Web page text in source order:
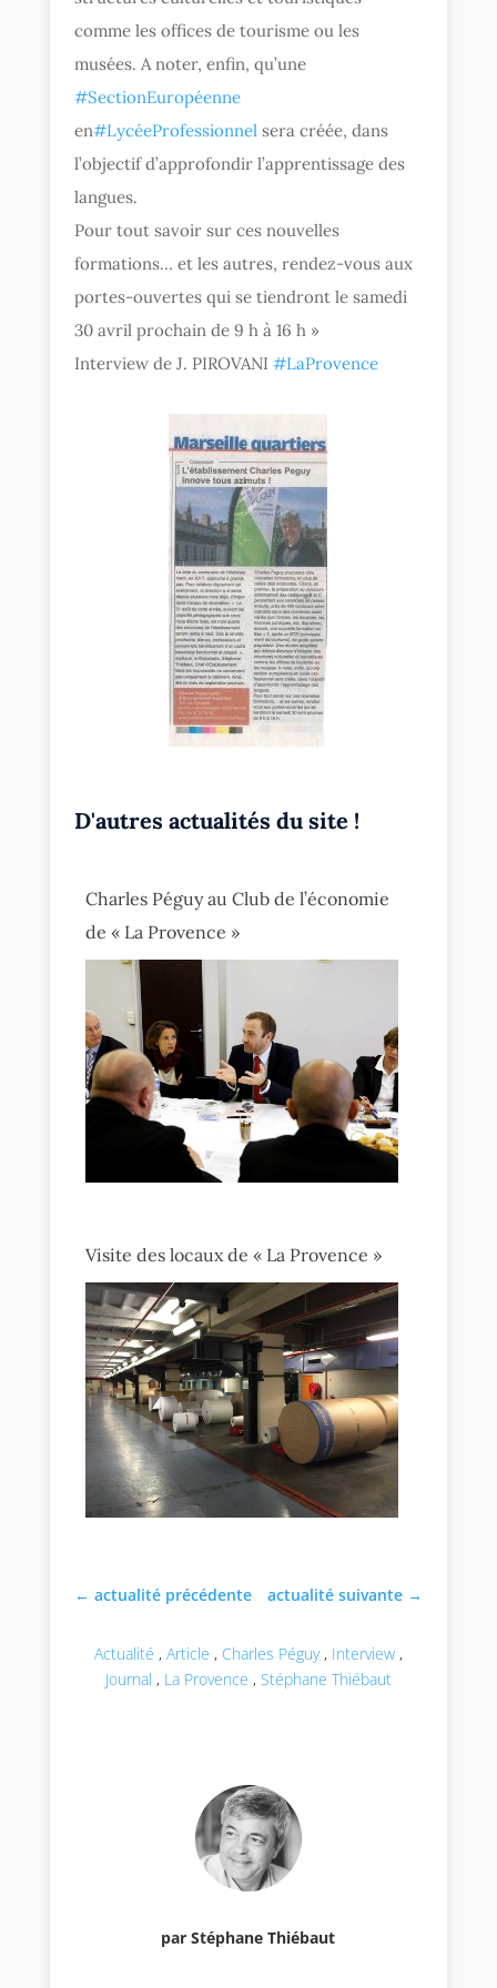
comme les offices de tourisme ou les
musées. A noter, enfin, qu’une
‪#‎SectionEuropéenne‬
en‪#‎LycéeProfessionnel‬ sera créée, dans
l’objectif d’approfondir l’apprentissage des
langues.
Pour tout savoir sur ces nouvelles
formations… et les autres, rendez-vous aux
portes-ouvertes qui se tiendront le samedi
30 avril prochain de 9 h à 16 h »
Interview de J. PIROVANI‪#‎LaProvence‬
D'autres actualités du site !
Charles Péguy au Club de l’économie
de « La Provence »
Visite des locaux de « La Provence »
←actualité précédente actualité suivante→
Actualité , Article , Charles Péguy, Interview,
Journal , La Provence , Stéphane Thiébaut
par Stéphane Thiébaut